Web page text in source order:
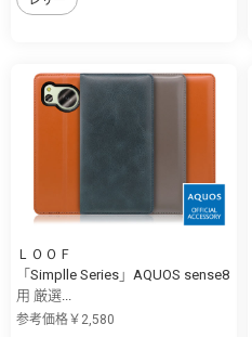
ＬＯＯＦ
「Simplle Series」AQUOS sense8
用 厳選...
参考価格￥2,580